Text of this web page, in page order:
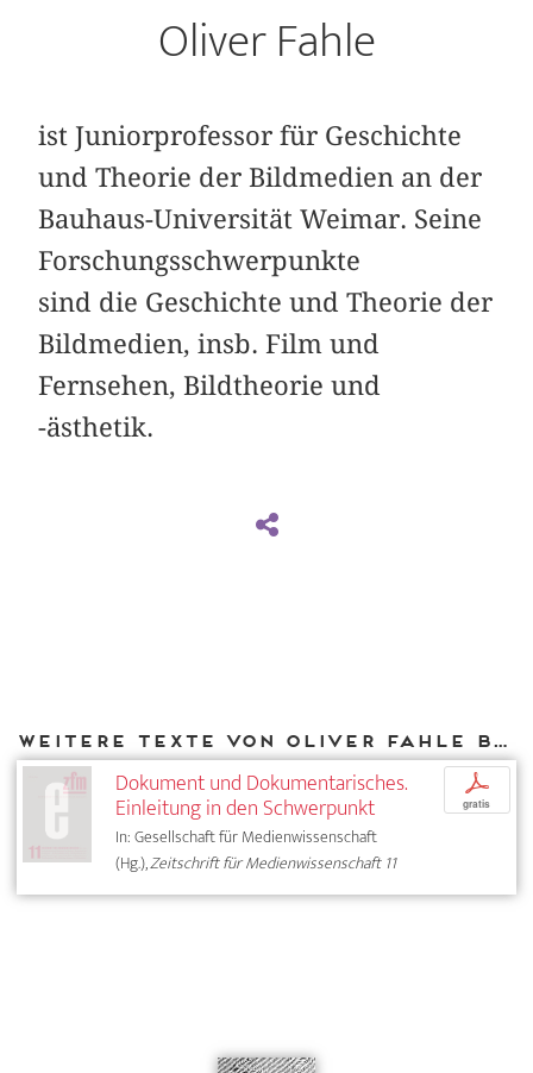
Oliver Fahle
ist Juniorprofessor für Geschichte
und Theorie der Bildmedien an der
Bauhaus-Universität Weimar. Seine
Forschungsschwerpunkte
sind die Geschichte und Theorie der
Bildmedien, insb. Film und
Fernsehen, Bildtheorie und
-ästhetik.
Weitere Texte von Oliver Fahle bei DIAPHANES
Dokument und Dokumentarisches.
Einleitung in den Schwerpunkt
In: Gesellschaft für Medienwissenschaft
(Hg.),Zeitschrift für Medienwissenschaft 11
p
gratis